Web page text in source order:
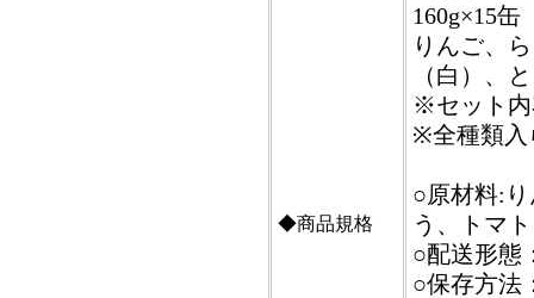
◆商品規格
160g×15缶
りんご、
（白）、
※セット内
※全種類入
○原材料:
う、トマ
○配送形態
○保存方法